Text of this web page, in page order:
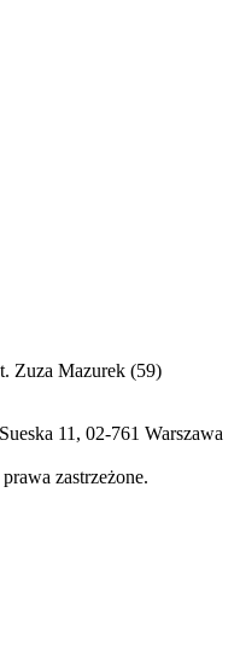
Zuza Mazurek (59)
11, 02-761 Warszawa
zastrzeżone.